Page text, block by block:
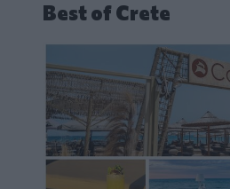
Best of Crete